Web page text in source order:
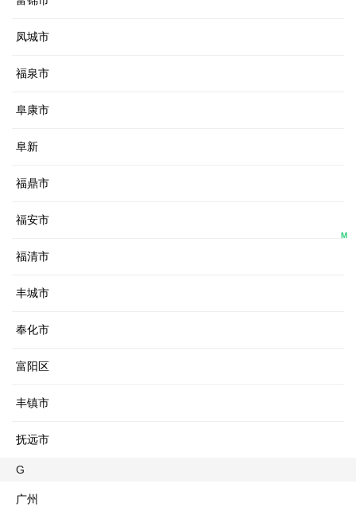
凤城市
福泉市
阜康市
阜新
福鼎市
福安市
福清市
丰城市
奉化市
富阳区
丰镇市
抚远市
G
广州
M